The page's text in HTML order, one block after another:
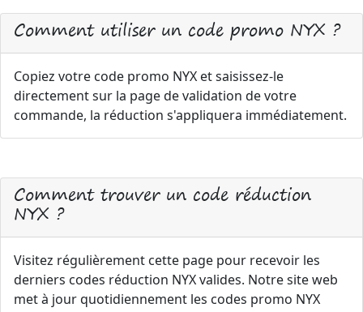
Comment utiliser un code promo NYX ?
Copiez votre code promo NYX et saisissez-le
directement sur la page de validation de votre
commande, la réduction s'appliquera immédiatement.
Comment trouver un code réduction
NYX ?
Visitez régulièrement cette page pour recevoir les
derniers codes réduction NYX valides. Notre site web
met à jour quotidiennement les codes promo NYX